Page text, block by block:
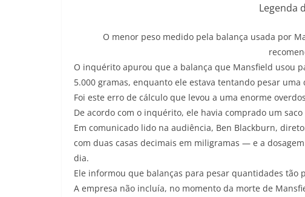
Legenda
O menor peso medido pela balança usada por
O inquérito apurou que a balança que Mansfield usou
5.000 gramas, enquanto ele estava tentando pesar uma
Foi este erro de cálculo que levou a uma enorme
De acordo com o inquérito, ele havia comprado um
Em comunicado lido na audiência, Ben Blackburn,
com duas casas decimais em miligramas — e a
dia.
Ele informou que balanças para pesar quantidades tão
A empresa não incluía, no momento da morte de